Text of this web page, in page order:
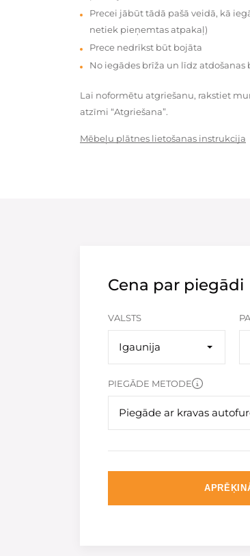
Precei jābūt tādā pašā veidā, kā
netiek pieņemtas atpakaļ)
Prece nedrīkst būt bojāta
No iegādes brīža un līdz
Lai noformētu atgriešanu, rakstiet
atzīmi “Atgriešana”.
Mēbeļu plātnes lietošanas instrukcija
Cena par piegādi
VALSTS
Igaunija
PIEGĀDE METODE
Piegāde ar kravas